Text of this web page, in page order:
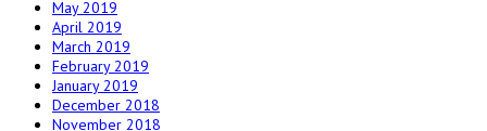
May 2019
April 2019
March 2019
February 2019
January 2019
December 2018
November 2018